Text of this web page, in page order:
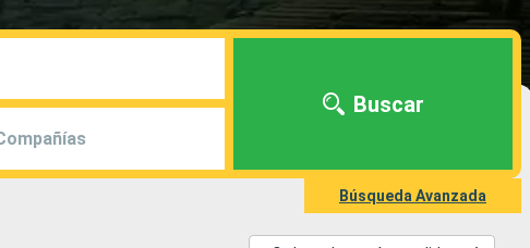
Buscar
Búsqueda Avanzada